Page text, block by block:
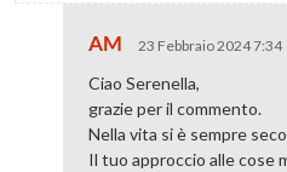
AM 23 Febbraio 2024 7:34
Ciao Serenella,
grazie per il commento.
Nella vita si è sempre
Il tuo approccio alle cose